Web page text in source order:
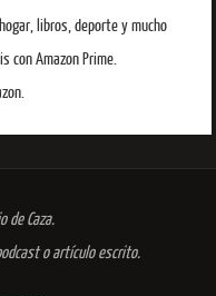
libros, deporte y mucho
con Amazon Prime.
de Caza.
o artículo escrito.